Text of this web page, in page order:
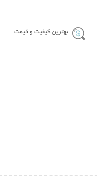
بهترین کیفیت و قیمت